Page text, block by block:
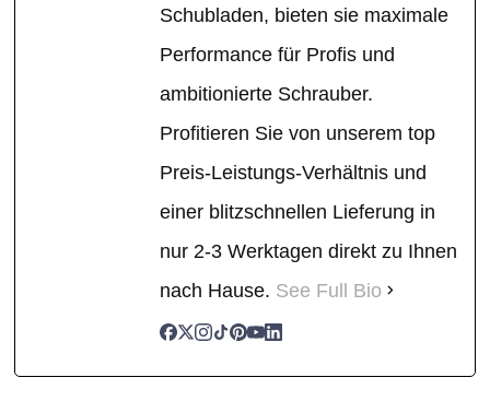
Schubladen, bieten sie maximale
Performance für Profis und
ambitionierte Schrauber.
Profitieren Sie von unserem top
Preis-Leistungs-Verhältnis und
einer blitzschnellen Lieferung in
nur 2-3 Werktagen direkt zu Ihnen
nach Hause. See Full Bio